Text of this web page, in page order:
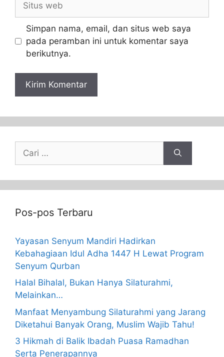
Simpan nama, email, dan situs web saya
pada peramban ini untuk komentar saya
berikutnya.
Pos-pos Terbaru
Yayasan Senyum Mandiri Hadirkan
Kebahagiaan Idul Adha 1447 H Lewat Program
Senyum Qurban
Halal Bihalal, Bukan Hanya Silaturahmi,
Melainkan…
Manfaat Menyambung Silaturahmi yang Jarang
Diketahui Banyak Orang, Muslim Wajib Tahu!
3 Hikmah di Balik Ibadah Puasa Ramadhan
Serta Penerapannya